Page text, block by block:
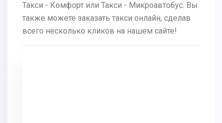
Такси - Комфорт или Такси - Микроавтобус. Вы
также можете заказать такси онлайн, сделав
всего несколько кликов на нашем сайте!